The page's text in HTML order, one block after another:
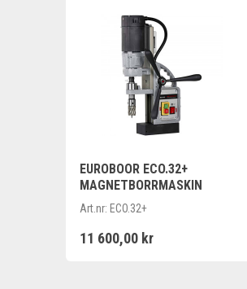
EUROBOOR ECO.32+
MAGNETBORRMASKIN
Art.nr: ECO.32+
11 600,00 kr